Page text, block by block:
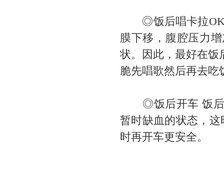
◎饭后唱卡拉OK
膜下移，腹腔压力
状。因此，最好在饭
脆先唱歌然后再去吃
◎饭后开车 饭后
暂时缺血的状态，
时再开车更安全。